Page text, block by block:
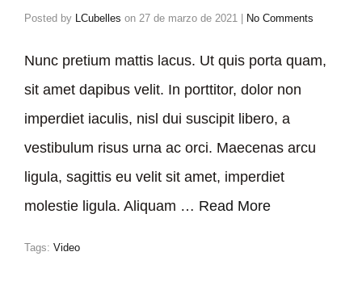
Posted by LCubelles on 27 de marzo de 2021 | No Comments
Nunc pretium mattis lacus. Ut quis porta quam,
sit amet dapibus velit. In porttitor, dolor non
imperdiet iaculis, nisl dui suscipit libero, a
vestibulum risus urna ac orci. Maecenas arcu
ligula, sagittis eu velit sit amet, imperdiet
molestie ligula. Aliquam … Read More
Tags: Video